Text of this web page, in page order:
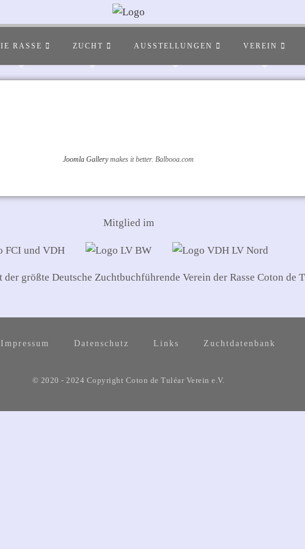
RASSE ZUCHT AUSSTELLUNGEN VEREIN
Joomla Gallerymakes it better. Balbooa.com
Mitglied im
der größte Deutsche Zuchtbuchführende Verein der Rasse Coton de
Impressum Datenschutz Links Zuchtdatenbank
© 2020 - 2024 Copyright Coton de Tuléar Verein e.V.